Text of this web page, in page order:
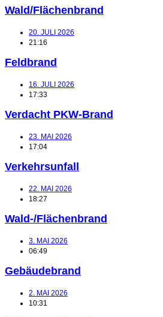
Wald/Flächenbrand
20. JULI 2026
21:16
Feldbrand
16. JULI 2026
17:33
Verdacht PKW-Brand
23. MAI 2026
17:04
Verkehrsunfall
22. MAI 2026
18:27
Wald-/Flächenbrand
3. MAI 2026
06:49
Gebäudebrand
2. MAI 2026
10:31